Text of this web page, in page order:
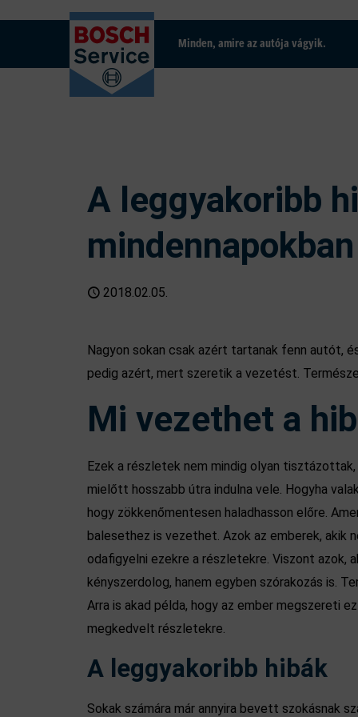
Minden, amire az autója vágyik.
A leggyakoribb
mindennapokban
2018.02.05.
Nagyon sokan csak azért tartanak fenn autót,
pedig azért, mert szeretik a vezetést.
Mi vezethet a
Ezek a részletek nem mindig olyan
mielőtt hosszabb útra indulna vele. Hogyha
hogy zökkenőmentesen haladhasson előre.
balesethez is vezethet. Azok az emberek, akik
odafigyelni ezekre a részletekre. Viszont azok,
kényszerdolog, hanem egyben szórakozás is.
Arra is akad példa, hogy az ember megszereti
megkedvelt részletekre.
A leggyakoribb hibák
Sokak számára már annyira bevett szokásnak